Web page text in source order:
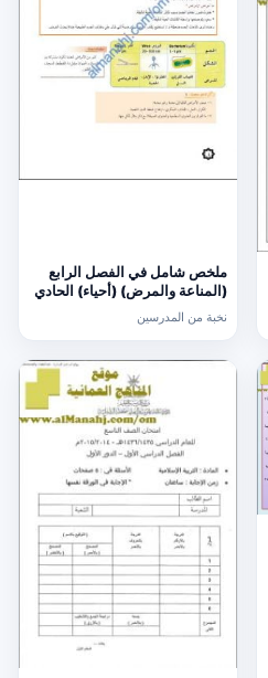
ملخص شامل في الفصل الرابع
(المناعة والمرض) (أحياء) الحادي
نخبة من المدرسين